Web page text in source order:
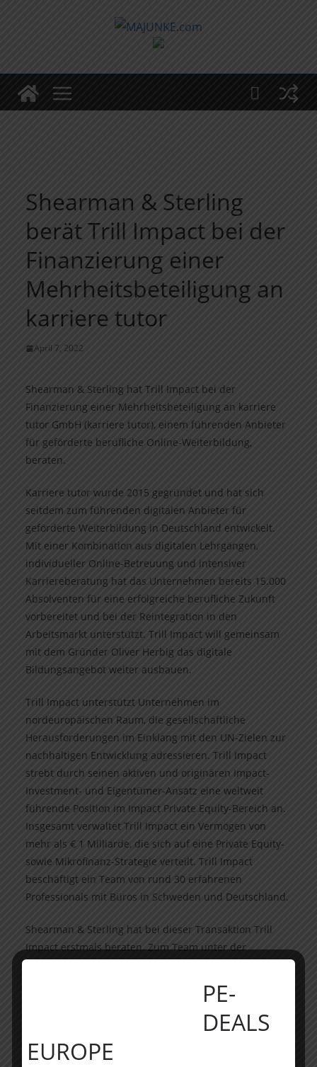
Shearman & Sterling
berät Trill Impact bei der
Finanzierung einer
Mehrheitsbeteiligung an
karriere tutor
April 7, 2022
Shearman & Sterling hat Trill Impact bei der
Finanzierung einer Mehrheitsbeteiligung an karriere
tutor GmbH (karriere tutor), einem führenden Anbieter
für geförderte berufliche Online-Weiterbildung,
beraten.
Karriere tutor wurde 2015 gegründet und hat sich
seitdem zum führenden digitalen Anbieter für
geförderte Weiterbildung in Deutschland entwickelt.
Mit einer Kombination aus digitalen Lehrgängen,
individueller Online-Betreuung und intensiver
Karriereberatung hat das Unternehmen bereits 15.000
Absolventen für eine erfolgreiche berufliche Zukunft
vorbereitet und bei der Reintegration in den
Arbeitsmarkt unterstützt. Trill Impact will gemeinsam
mit dem Gründer Oliver Herbig das digitale
Bildungsangebot weiter ausbauen.
Trill Impact unterstützt Unternehmen im
nordeuropäischen Raum, die gesellschaftliche
Herausforderungen im Einklang mit den UN-Zielen zur
nachhaltigen Entwicklung adressieren. Trill Impact
strebt durch seinen aktiven und originären Impact-
Investment- und Eigentümer-Ansatz eine weltweit
führende Position im Impact Private Equity-Bereich an.
Insgesamt verwaltet Trill Impact ein Vermögen von
mehr als € 1 Milliarde, die sich auf eine Private Equity-
sowie Mikrofinanz-Strategie verteilt. Trill Impact
beschäftigt ein Team von rund 30 erfahrenen
Professionals mit Büros in Schweden und Deutschland.
Shearman & Sterling hat bei dieser Transaktion Trill
Impact erstmals beraten. Zum Team unter der
Federführung von Partner Winfried M. Carli gehörten
PE-
DEALS
EUROPE